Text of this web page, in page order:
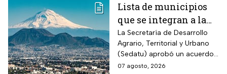
Lista de municipios
que se integran a la
Zona Metropolitana
del Valle de México
La Secretaría de Desarrollo
Agrario, Territorial y Urbano
(Sedatu) aprobó un acuerdo
para que se integren más
07 agosto, 2026